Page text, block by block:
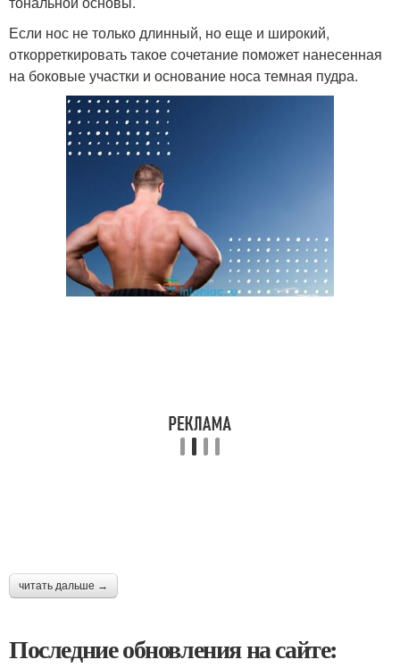
Если нос не только длинный, но еще и широкий,
откорреткировать такое сочетание поможет нанесенная
на боковые участки и основание носа темная пудра.
читать дальше →
Последние обновления на сайте: